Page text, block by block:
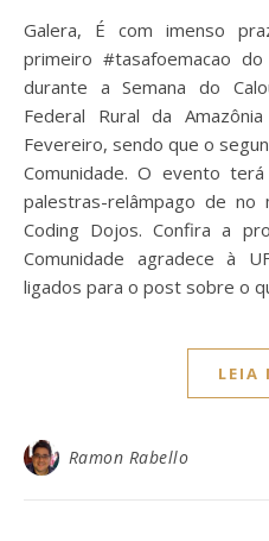
Galera, É com imenso prazer que anunciamos nosso
primeiro #tasafoemacao
durante a Semana do
Federal Rural da
Fevereiro, sendo que o
Comunidade. O evento
palestras-relâmpago de no
Coding Dojos. Confira a
Comunidade agradece à
ligados para o post sobre o
LEIA
Ramon Rabello